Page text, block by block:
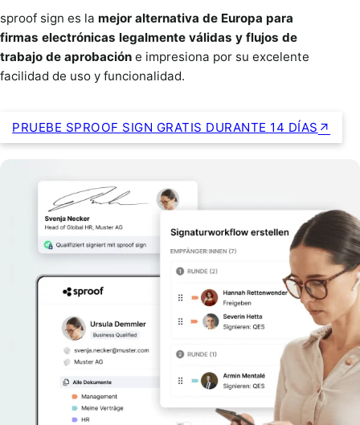
sproof sign es la mejor alternativa de Europa para
firmas electrónicas legalmente válidas y flujos de
trabajo de aprobación e impresiona por su excelente
facilidad de uso y funcionalidad.
PRUEBE SPROOF SIGN GRATIS DURANTE 14 DÍAS